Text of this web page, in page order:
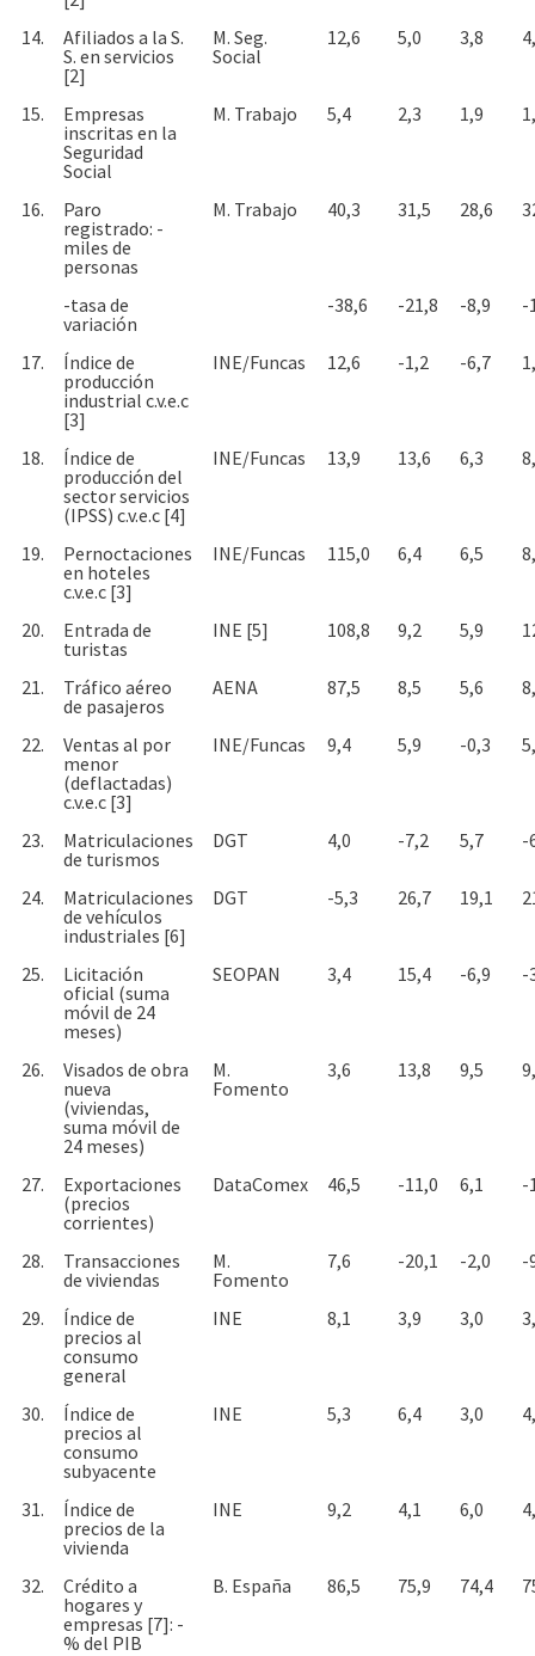
14.
Afiliados a la S.
S. en servicios
[2]
M. Seg.
Social
12,6 5,0 3,8
15.
Empresas
inscritas en la
Seguridad
Social
M. Trabajo 5,4 2,3 1,9
16.
Paro
registrado: -
miles de
personas
M. Trabajo 40,3 31,5 28,6
-tasa de
variación
-38,6 -21,8 -8,9 -
17.
Índice de
producción
industrial c.v.e.c
[3]
INE/Funcas 12,6 -1,2 -6,7
18.
Índice de
producción del
sector servicios
(IPSS) c.v.e.c [4]
INE/Funcas 13,9 13,6 6,3
19.
Pernoctaciones
en hoteles
c.v.e.c [3]
INE/Funcas 115,0 6,4 6,5
20.
Entrada de
turistas
INE [5] 108,8 9,2 5,9
21.
Tráfico aéreo
de pasajeros
AENA 87,5 8,5 5,6
22.
Ventas al por
menor
(deflactadas)
c.v.e.c [3]
INE/Funcas 9,4 5,9 -0,3
23.
Matriculaciones
de turismos
DGT 4,0 -7,2 5,7 -
24.
Matriculaciones
de vehículos
industriales [6]
DGT -5,3 26,7 19,1
25.
Licitación
oficial (suma
móvil de 24
meses)
SEOPAN 3,4 15,4 -6,9 -
26.
Visados de obra
nueva
(viviendas,
suma móvil de
24 meses)
M.
Fomento
3,6 13,8 9,5
27.
Exportaciones
(precios
corrientes)
DataComex 46,5 -11,0 6,1 -
28.
Transacciones
de viviendas
M.
Fomento
7,6 -20,1 -2,0 -
29.
Índice de
precios al
consumo
general
INE 8,1 3,9 3,0
30.
Índice de
precios al
consumo
subyacente
INE 5,3 6,4 3,0
31.
Índice de
precios de la
vivienda
INE 9,2 4,1 6,0
32.
Crédito a
hogares y
empresas [7]: -
% del PIB
B. España 86,5 75,9 74,4